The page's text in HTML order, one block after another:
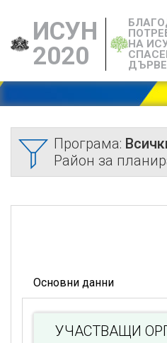
ИСУН
2020
НА
Програма:
Район за
Основни данни
УЧАСТВАЩИ